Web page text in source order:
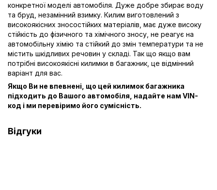
конкретної моделі автомобіля. Дуже добре збирає воду
та бруд, незамінний взимку. Килим виготовлений з
високоякісних зносостійких матеріалів, має дуже високу
стійкість до фізичного та хімічного зносу, не реагує на
автомобільну хімію та стійкий до змін температури та не
містить шкідливих речовин у складі. Так що якщо вам
потрібні високоякісні килимки в багажник, це відмінний
варіант для вас.
Якщо Ви не впевнені, що цей килимок багажника
підходить до Вашого автомобіля, надайте нам VIN-
код і ми перевіримо його сумісність.
Відгуки